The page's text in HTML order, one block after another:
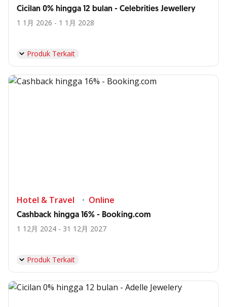
Cicilan 0% hingga 12 bulan - Celebrities Jewellery
1 1月 2026 - 1 1月 2028
Produk Terkait
Hotel & Travel Online
Cashback hingga 16% - Booking.com
1 12月 2024 - 31 12月 2027
Produk Terkait